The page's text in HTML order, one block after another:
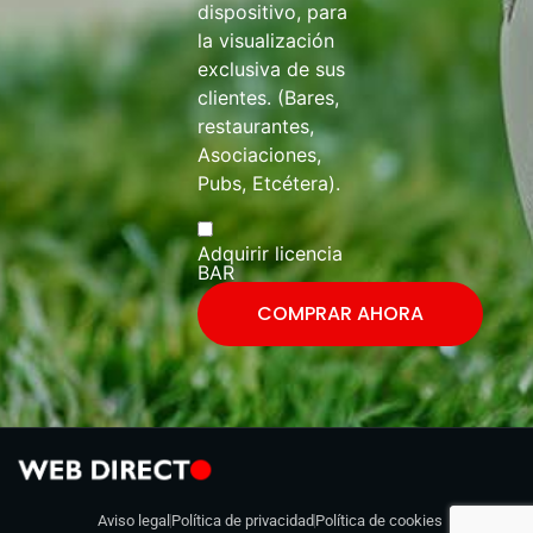
dispositivo, para
la visualización
exclusiva de sus
clientes. (Bares,
restaurantes,
Asociaciones,
Pubs, Etcétera).
Adquirir licencia
BAR
COMPRAR AHORA
Aviso legal Política de privacidad Política de cookies